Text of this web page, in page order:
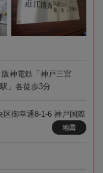
神電鉄「神戸三宮
」各徒歩3分
区御幸通8-1-6 神戸国際
地図